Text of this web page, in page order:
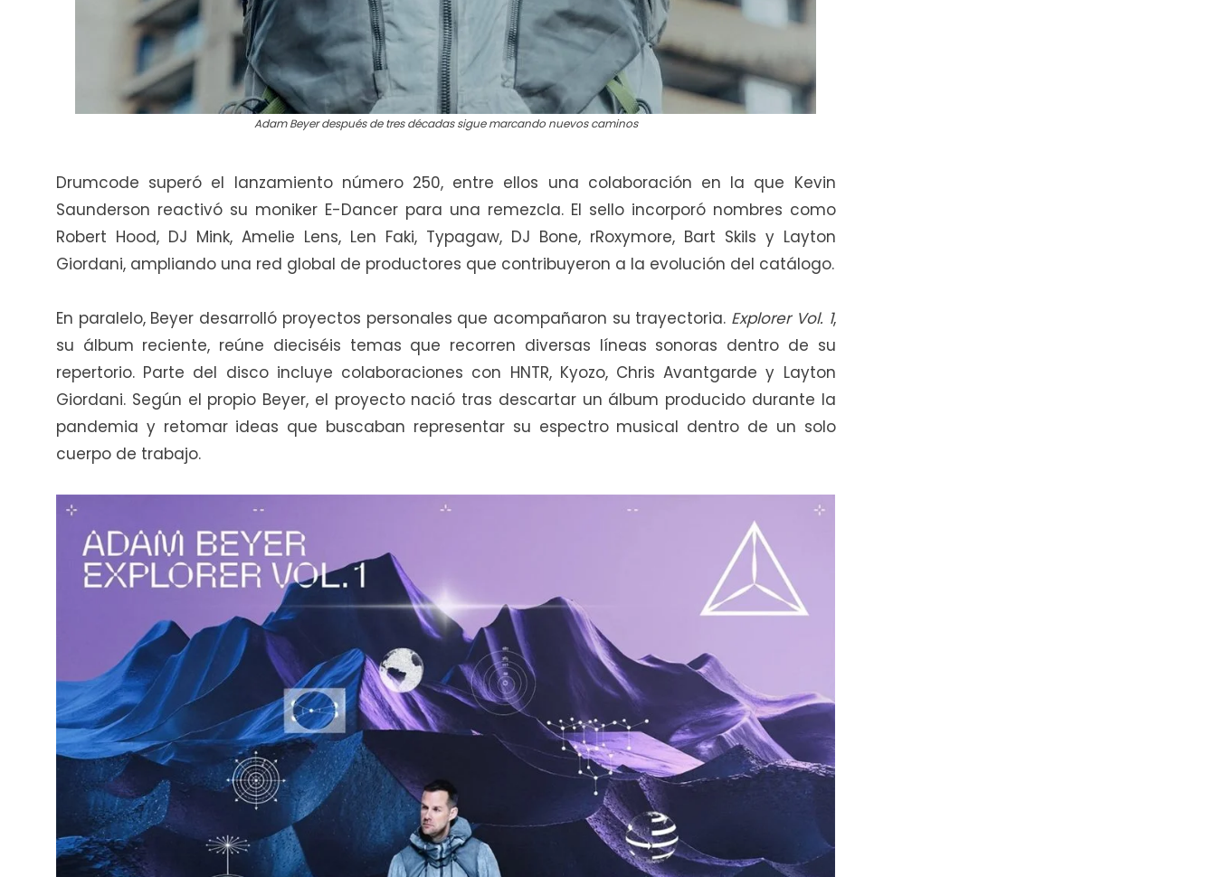
Adam Beyer después de tres décadas sigue marcando nuevos caminos
Drumcode superó el lanzamiento número 250, entre ellos una colaboración en la que Kevin
Saunderson reactivó su moniker E-Dancer para una remezcla. El sello incorporó nombres como
Robert Hood, DJ Mink, Amelie Lens, Len Faki, Typagaw, DJ Bone, rRoxymore, Bart Skils y Layton
Giordani, ampliando una red global de productores que contribuyeron a la evolución del catálogo.
En paralelo, Beyer desarrolló proyectos personales que acompañaron su trayectoria. Explorer Vol. 1,
su álbum reciente, reúne dieciséis temas que recorren diversas líneas sonoras dentro de su
repertorio. Parte del disco incluye colaboraciones con HNTR, Kyozo, Chris Avantgarde y Layton
Giordani. Según el propio Beyer, el proyecto nació tras descartar un álbum producido durante la
pandemia y retomar ideas que buscaban representar su espectro musical dentro de un solo
cuerpo de trabajo.